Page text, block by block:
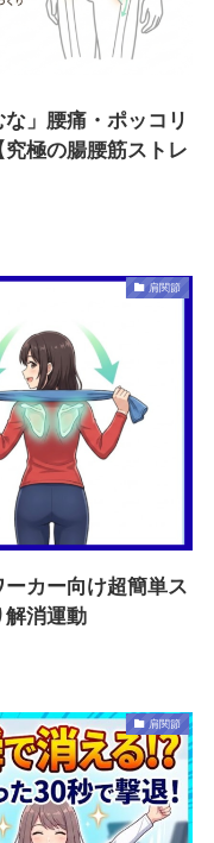
」腰痛・ポッコリ
極の腸腰筋ストレ
肩関節
カー向け超簡単ス
消運動
肩関節